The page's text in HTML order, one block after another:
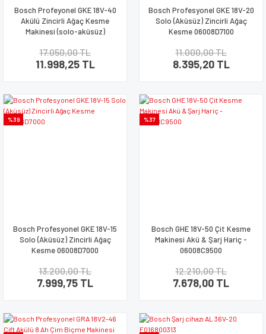
Bosch Profeyonel GKE 18V-40
Akülü Zincirli Ağaç Kesme
Makinesi (solo-aküsüz)
17.050,00 TL
11.998,25 TL
Bosch Profesyonel GKE 18V-20
Solo (Aküsüz) Zincirli Ağaç
Kesme 06008D7100
11.000,00 TL
8.395,20 TL
%39
Bosch Profesyonel GKE 18V-15
Solo (Aküsüz) Zincirli Ağaç
Kesme 06008D7000
13.200,00 TL
7.999,75 TL
%37
Bosch GHE 18V-50 Çit Kesme
Makinesi Akü & Şarj Hariç -
06008C9500
12.210,00 TL
7.678,00 TL